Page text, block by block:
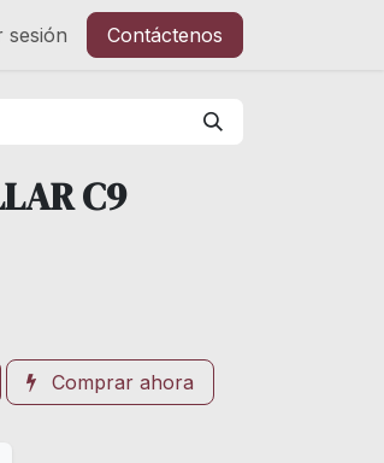
sesión Contáctenos
C9
Comprar ahora